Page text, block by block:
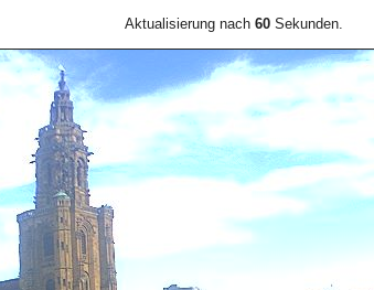
Aktualisierung nach 60 Sekunden.